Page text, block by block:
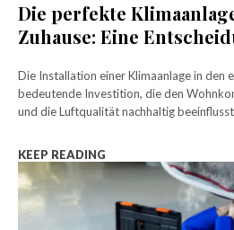
Die perfekte
Zuhause: Eine
Die Installation einer Klimaanlage in den
bedeutende Investition, die den
KEEP READING